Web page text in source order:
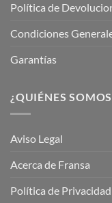
Política de
Condiciones
Garantías
¿QUIÉNES
Aviso Legal
Acerca de Fransa
Política de Privacidad